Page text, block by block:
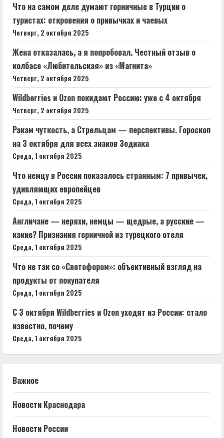
Что на самом деле думают горничные в Турции о
туристах: откровения о привычках и чаевых
Четверг, 2 октября 2025
Жена отказалась, а я попробовал. Честный отзыв о
колбасе «Любительская» из «Магнита»
Четверг, 2 октября 2025
Wildberries и Ozon покидают Россию: уже с 4 октября
Четверг, 2 октября 2025
Ракам чуткость, а Стрельцам — перспективы. Гороскоп
на 3 октября для всех знаков Зодиака
Среда, 1 октября 2025
Что немцу в России показалось странным: 7 привычек,
удивляющих европейцев
Среда, 1 октября 2025
Англичане — неряхи, немцы — щедрые, а русские —
какие? Признания горничной из турецкого отеля
Среда, 1 октября 2025
Что не так со «Светофором»: объективный взгляд на
продукты от покупателя
Среда, 1 октября 2025
С 3 октября Wildberries и Ozon уходят из России: стало
известно, почему
Среда, 1 октября 2025
Важное
Новости Краснодара
Новости России